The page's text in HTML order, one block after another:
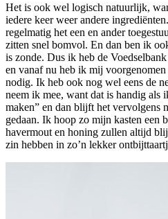
Het is ook wel logisch natuurlijk,
iedere keer weer andere
regelmatig het een en ander
zitten snel bomvol. En dan ben ik
is zonde. Dus ik heb de
en vanaf nu heb ik mij
nodig. Ik heb ook nog wel eens de
neem ik mee, want dat is handig als
maken” en dan blijft het vervolgens
gedaan. Ik hoop zo mijn kasten een
havermout en honing zullen altijd
zin hebben in zo’n lekker